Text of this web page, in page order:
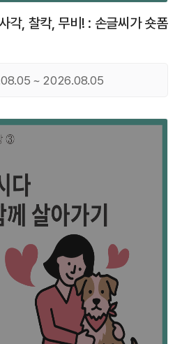
각, 찰칵, 무비! : 손글씨가 숏폼
~ 2026.08.05